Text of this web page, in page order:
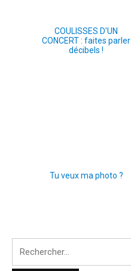
COULISSES D'UN
CONCERT : faites parler
décibels !
Tu veux ma photo ?